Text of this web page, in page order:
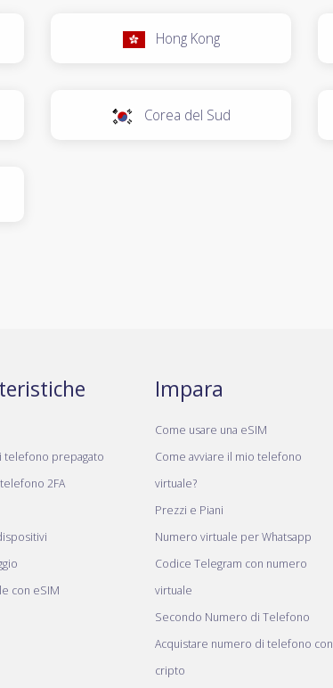
Hong Kong
Corea del Sud
telefono prepagato
2FA
con eSIM
Impara
Come usare una eSIM
Come avviare il mio telefono
virtuale?
Prezzi e Piani
Numero virtuale per Whatsapp
Codice Telegram con numero
virtuale
Secondo Numero di Telefono
Acquistare numero di telefono con
cripto